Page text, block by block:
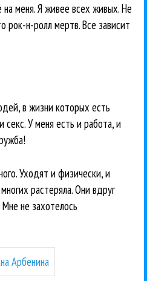
меня. Я живее всех живых. Не
рок-н-ролл мертв. Все зависит
в жизни которых есть
секс. У меня есть и работа, и
Уходят и физически, и
растеряла. Они вдруг
не захотелось